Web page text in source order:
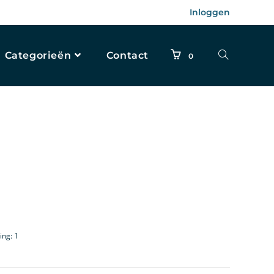
Inloggen
Categorieën Contact 0
1